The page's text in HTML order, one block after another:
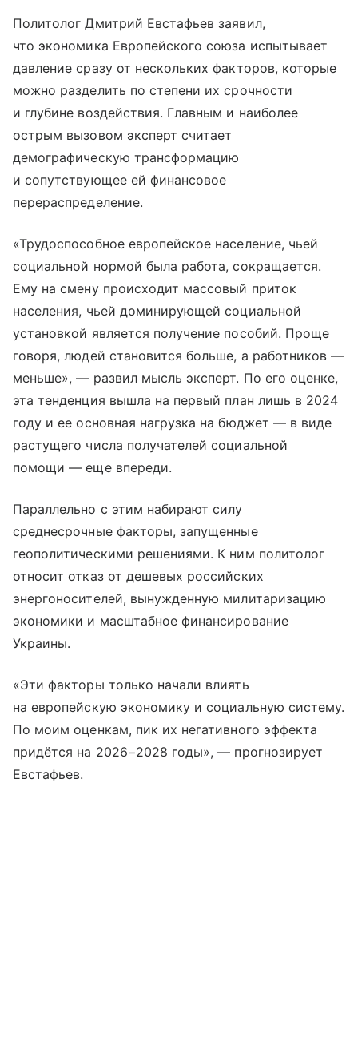
Политолог Дмитрий Евстафьев заявил,
что экономика Европейского союза испытывает
давление сразу от нескольких факторов, которые
можно разделить по степени их срочности
и глубине воздействия. Главным и наиболее
острым вызовом эксперт считает
демографическую трансформацию
и сопутствующее ей финансовое
перераспределение.
«Трудоспособное европейское население, чьей
социальной нормой была работа, сокращается.
Ему на смену происходит массовый приток
населения, чьей доминирующей социальной
установкой является получение пособий. Проще
говоря, людей становится больше, а работников —
меньше», — развил мысль эксперт. По его оценке,
эта тенденция вышла на первый план лишь в 2024
году и ее основная нагрузка на бюджет — в виде
растущего числа получателей социальной
помощи — еще впереди.
Параллельно с этим набирают силу
среднесрочные факторы, запущенные
геополитическими решениями. К ним политолог
относит отказ от дешевых российских
энергоносителей, вынужденную милитаризацию
экономики и масштабное финансирование
Украины.
«Эти факторы только начали влиять
на европейскую экономику и социальную систему.
По моим оценкам, пик их негативного эффекта
придётся на 2026−2028 годы», — прогнозирует
Евстафьев.